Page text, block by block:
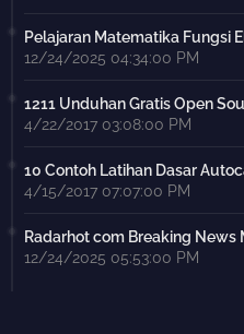
Pelajaran Matematika Fungsi
12/24/2025 04:34:00 PM
1211 Unduhan Gratis Open
4/22/2017 03:08:00 PM
10 Contoh Latihan Dasar
4/15/2017 07:07:00 PM
Radarhot com Breaking
12/24/2025 05:53:00 PM